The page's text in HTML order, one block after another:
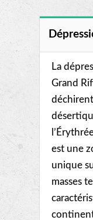
La
Grand
est une
unique
masses